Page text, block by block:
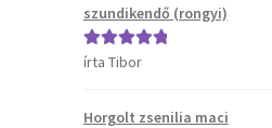
szundikendő (rongyi)
Értékelés:
írta Tibor
Horgolt zsenilia maci